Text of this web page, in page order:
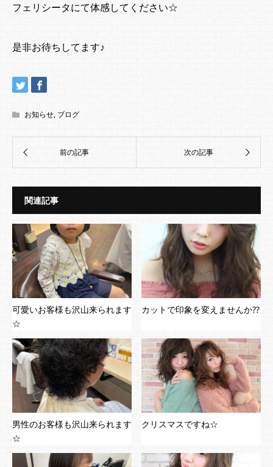
フェリシータにて体感してください☆
是非お待ちしてます♪
お知らせ, ブログ
関連記事
可愛いお客様も沢山来られます
☆
カットで印象を変えませんか⁇
男性のお客様も沢山来られます
☆
クリスマスですね☆